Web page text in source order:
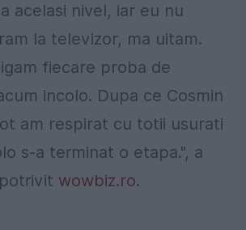
acelasi nivel, iar eu nu
la televizor, ma uitam.
fiecare proba de
incolo. Dupa ce Cosmin
am respirat cu totii usurati
s-a terminat o etapa.", a
wowbiz.ro.